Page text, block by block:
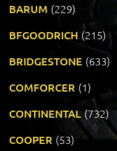
BARUM (229)
BFGOODRICH (215)
BRIDGESTONE (633)
COMFORCER (1)
CONTINENTAL (732)
COOPER (53)